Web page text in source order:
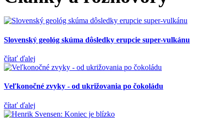
Slovenský geológ skúma dôsledky erupcie super-vulkánu
čítať ďalej
Veľkonočné zvyky - od ukrižovania po čokoládu
čítať ďalej